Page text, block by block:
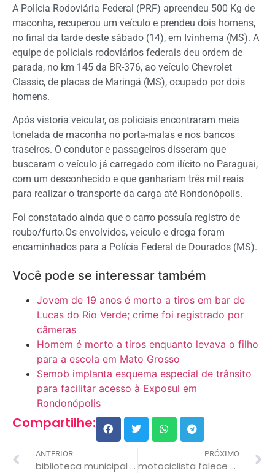
A Polícia Rodoviária Federal (PRF) apreendeu 500 Kg de
maconha, recuperou um veículo e prendeu dois homens,
no final da tarde deste sábado (14), em Ivinhema (MS). A
equipe de policiais rodoviários federais deu ordem de
parada, no km 145 da BR-376, ao veículo Chevrolet
Classic, de placas de Maringá (MS), ocupado por dois
homens.
Após vistoria veicular, os policiais encontraram meia
tonelada de maconha no porta-malas e nos bancos
traseiros. O condutor e passageiros disseram que
buscaram o veículo já carregado com ilícito no Paraguai,
com um desconhecido e que ganhariam três mil reais
para realizar o transporte da carga até Rondonópolis.
Foi constatado ainda que o carro possuía registro de
roubo/furto.Os envolvidos, veículo e droga foram
encaminhados para a Polícia Federal de Dourados (MS).
Você pode se interessar também
Jovem de 19 anos é morto a tiros em bar de
Lucas do Rio Verde; crime foi registrado por
câmeras
Homem é morto a tiros enquanto levava o filho
para a escola em Mato Grosso
Semob implanta esquema especial de trânsito
para facilitar acesso à Exposul em
Rondonópolis
Compartilhe:
ANTERIOR
biblioteca municipal do centro atende ao público a partir de amanhã (17)
PRÓXIMO
motociclista falece após colidir em caminhonete na mt-208